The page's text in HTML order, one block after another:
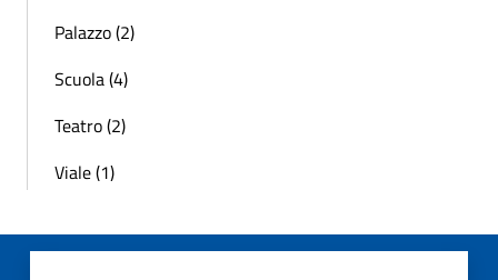
Palazzo (2)
Scuola (4)
Teatro (2)
Viale (1)